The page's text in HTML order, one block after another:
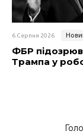
6 Серпня 2026
ФБР
Трампа у